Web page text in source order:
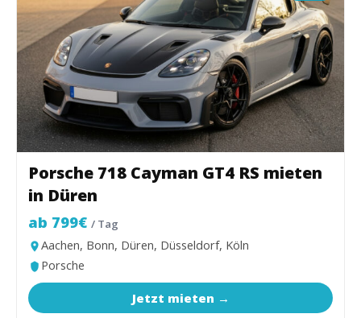
Porsche 718 Cayman GT4 RS mieten
in Düren
ab 799€ / Tag
Aachen, Bonn, Düren, Düsseldorf, Köln
Porsche
Jetzt mieten →